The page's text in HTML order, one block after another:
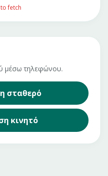
fetch
μέσω τηλεφώνου.
σταθερό
κινητό